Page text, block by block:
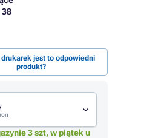
38
drukarek jest to odpowiedni
produkt?
3 szt, w piątek u